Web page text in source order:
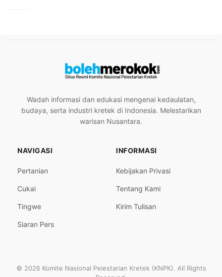
Wadah informasi dan edukasi mengenai kedaulatan,
budaya, serta industri kretek di Indonesia. Melestarikan
warisan Nusantara.
NAVIGASI
Pertanian
Cukai
Tingwe
Siaran Pers
INFORMASI
Kebijakan Privasi
Tentang Kami
Kirim Tulisan
© 2026 Komite Nasional Pelestarian Kretek (KNPK). All Rights